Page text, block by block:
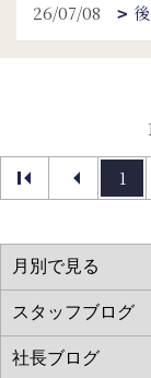
26/07/08
1